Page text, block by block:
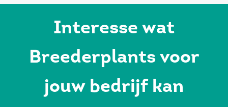
Interesse wat
Breederplants voor
jouw bedrijf kan